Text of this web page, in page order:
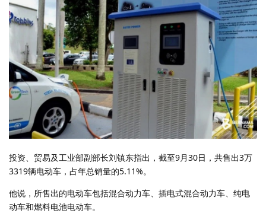
投资、贸易及工业部副部长刘镇东指出，截至9月30日，共售出3万
3319辆电动车，占年总销量的5.11%。
他说，所售出的电动车包括混合动力车、插电式混合动力车、纯电
动车和燃料电池电动车。